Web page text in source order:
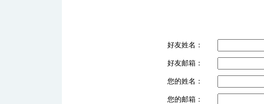
好友姓名：
好友邮箱：
您的姓名：
您的邮箱：